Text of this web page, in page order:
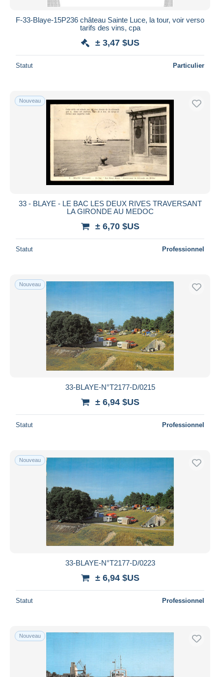
F-33-Blaye-15P236 château Sainte Luce, la tour, voir verso
tarifs des vins, cpa
± 3,47 $US
Statut Particulier
Nouveau
33 - BLAYE - LE BAC LES DEUX RIVES TRAVERSANT
LA GIRONDE AU MEDOC
± 6,70 $US
Statut Professionnel
Nouveau
33-BLAYE-N°T2177-D/0215
± 6,94 $US
Statut Professionnel
Nouveau
33-BLAYE-N°T2177-D/0223
± 6,94 $US
Statut Professionnel
Nouveau